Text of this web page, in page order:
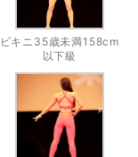
ビキニ35歳未満158cm
以下級